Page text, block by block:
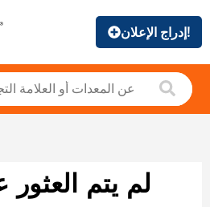
إدراج الإعلان!
لم يتم